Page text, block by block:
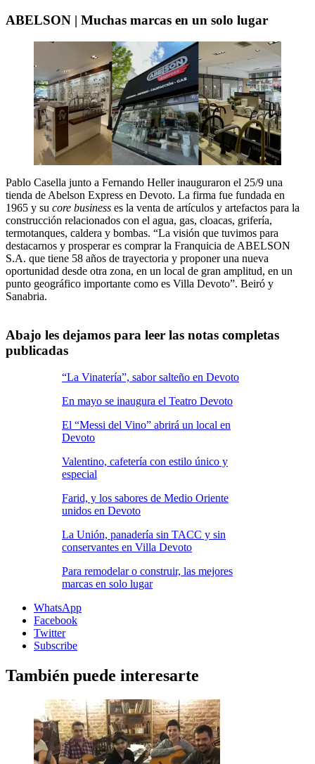
ABELSON | Muchas marcas en un solo lugar
Pablo Casella junto a Fernando Heller inauguraron el 25/9 una
tienda de Abelson Express en Devoto. La firma fue fundada en
1965 y su core business es la venta de artículos y artefactos para la
construcción relacionados con el agua, gas, cloacas, grifería,
termotanques, caldera y bombas. “La visión que tuvimos para
destacarnos y prosperar es comprar la Franquicia de ABELSON
S.A. que tiene 58 años de trayectoria y proponer una nueva
oportunidad desde otra zona, en un local de gran amplitud, en un
punto geográfico importante como es Villa Devoto”. Beiró y
Sanabria.
Abajo les dejamos para leer las notas completas
publicadas
“La Vinatería”, sabor salteño en Devoto
En mayo se inaugura el Teatro Devoto
El “Messi del Vino” abrirá un local en
Devoto
Valentino, cafetería con estilo único y
especial
Farid, y los sabores de Medio Oriente
unidos en Devoto
La Unión, panadería sin TACC y sin
conservantes en Villa Devoto
Para remodelar o construir, las mejores
marcas en solo lugar
WhatsApp
Facebook
Twitter
Subscribe
También puede interesarte